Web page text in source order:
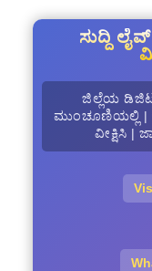
ಸುದ್ದಿ
ಜಿಲ್ಲೆಯ
ಮುಂಚೂಣಿಯಲ್ಲಿ |
ವೀಕ್ಷಿಸಿ |